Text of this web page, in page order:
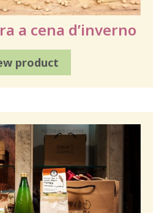
a cena d’inverno
product